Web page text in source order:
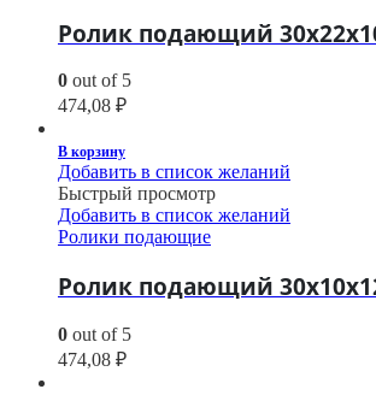
Ролик подающий
0 out of 5
474,08 ₽
В корзину
Добавить в список желаний
Быстрый просмотр
Добавить в список желаний
Ролики подающие
Ролик подающий
0 out of 5
474,08 ₽